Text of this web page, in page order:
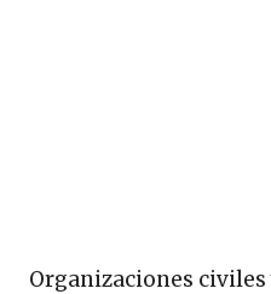
Organizaciones